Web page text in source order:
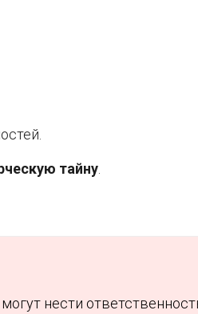
тайну
нести